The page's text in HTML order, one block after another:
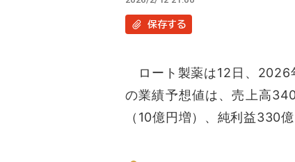
保存する
ロート製薬は12日、2026
の業績予想値は、売上高
（10億円増）、純利益330